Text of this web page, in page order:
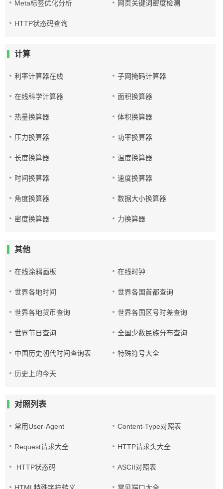
Meta标签优化分析 网页关键词密度检测
HTTP状态码查询
计算
利率计算器在线 子网掩码计算器
在线科学计算器 面积换算器
热量换算器 体积换算器
压力换算器 功率换算器
长度换算器 温度换算器
时间换算器 速度换算器
角度换算器 数据大小换算器
密度换算器 力换算器
其他
在线涂鸦画板 在线时钟
世界各地时间 世界各国首都查询
世界各地货币查询 世界各国区号时差查询
世界节日查询 全国少数民族分布查询
中国历史朝代时间查询表 特殊符号大全
历史上的今天
对照列表
常用User-Agent Content-Type对照表
Request请求大全 HTTP请求头大全
HTTP状态码 ASCII对照表